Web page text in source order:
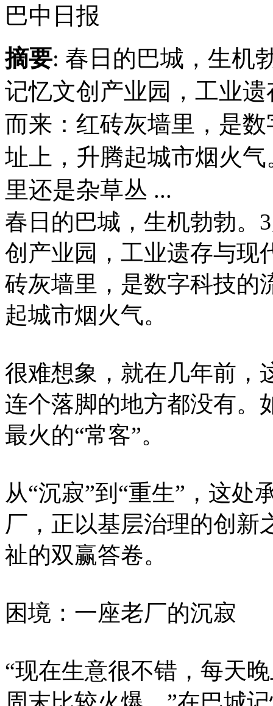
巴中日报
摘要: 春日的巴城，生机
记忆文创产业园，工业
而来：红砖灰墙里，是
址上，升腾起城市烟火
里还是杂草丛 ...
春日的巴城，生机勃勃。
创产业园，工业遗存与现
砖灰墙里，是数字科技的
起城市烟火气。
很难想象，就在几年前，
连个落脚的地方都没有。
最火的“常客”。
从“沉寂”到“重生”，这处
厂，正以基层治理的创新
祉的双赢答卷。
困境：一座老厂的沉寂
“现在生意很不错，每天